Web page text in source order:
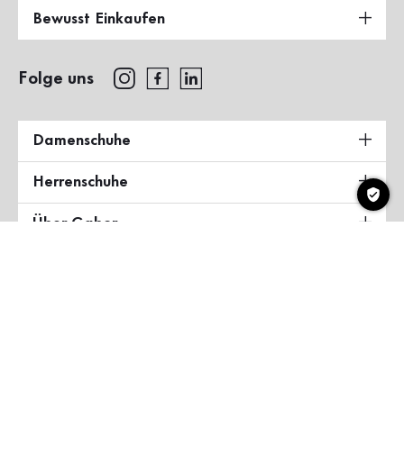
Bewusst Einkaufen
Folge uns
Damenschuhe
Herrenschuhe
Über Gabor